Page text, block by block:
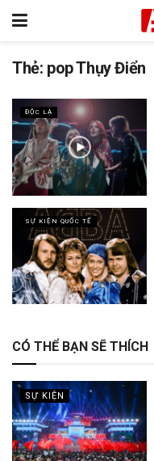
Thẻ: pop Thụy Điển
ĐỘC LẠ
SỰ KIỆN QUỐC TẾ
CÓ THỂ BẠN SẼ THÍCH
SỰ KIỆN